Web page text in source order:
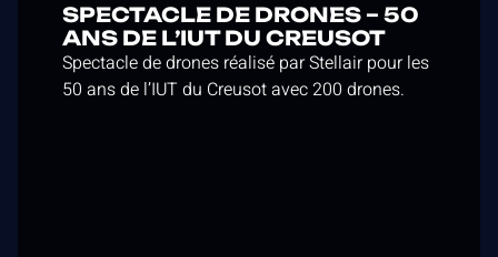
SPECTACLE DE DRONES – 50
ANS DE L’IUT DU CREUSOT
Spectacle de drones réalisé par Stellair pour les
50 ans de l’IUT du Creusot avec 200 drones.